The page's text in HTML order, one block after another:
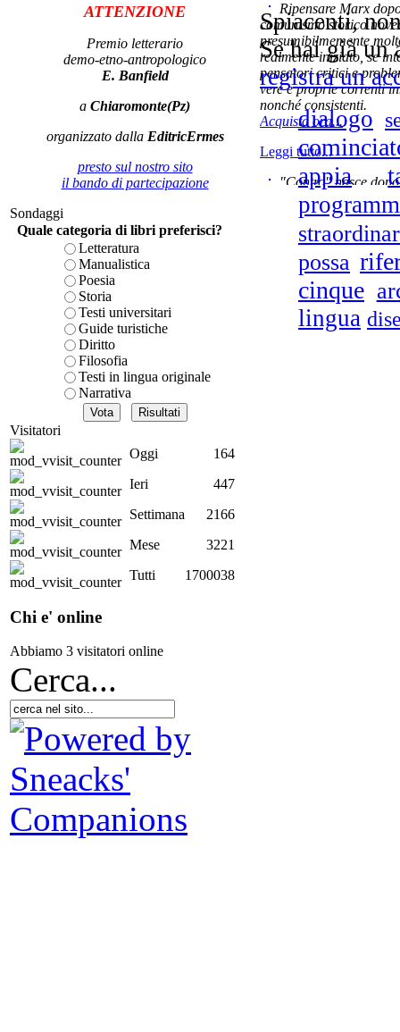
Il
ATTENZIONE
Premio letterario
demo-etno-antropologico
E. Banfield
a Chiaromonte(Pz)
organizzato dalla EditricErmes
presto sul nostro sito
il bando di partecipazione
Sondaggi
Quale categoria di libri preferisci?
Letteratura
Manualistica
Poesia
Storia
Testi universitari
Guide turistiche
Diritto
Filosofia
Testi in lingua originale
Narrativa
Visitatori
Oggi
164
Ieri
447
Settimana
2166
Mese
3221
Tutti
1700038
Chi e' online
Abbiamo 3 visitatori online
Ripensare Marx
comunismo storico
presumibilmemente
realmente iniziato, se
pensatori critici e
vere e proprie correnti
nonché consistenti.
Acquista ora...
Leggi tutto...
"Contro" nasce
cominciato con la
ripensaremarx. i saggi
questa collaborazione
è teorica, sempre però
presente fase.
Acquista ora...
cURL error 28: Failed
80 after 7125 ms:
Spiacenti,
Se hai già un
registra un
dialogo
appia
possa
cinque
lingua
Cerca...